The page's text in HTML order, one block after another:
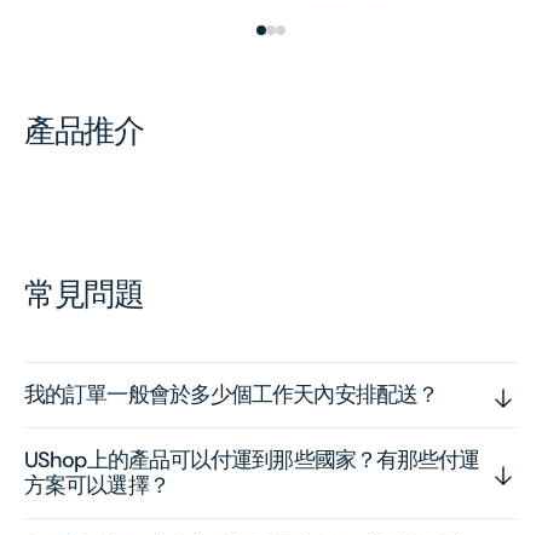
產品推介
常見問題
我的訂單一般會於多少個工作天內安排配送？
UShop上的產品可以付運到那些國家？有那些付運
方案可以選擇？